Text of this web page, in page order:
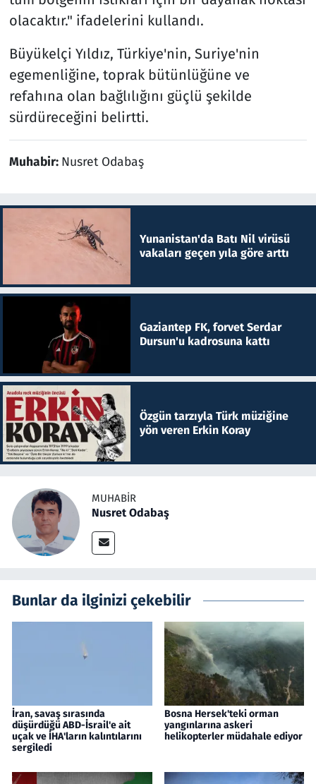
olacaktır." ifadelerini kullandı.
Büyükelçi Yıldız, Türkiye'nin, Suriye'nin
egemenliğine, toprak bütünlüğüne ve
refahına olan bağlılığını güçlü şekilde
sürdüreceğini belirtti.
Muhabir: Nusret Odabaş
Yunanistan'da Batı Nil virüsü
vakaları geçen yıla göre arttı
Gaziantep FK, forvet Serdar
Dursun'u kadrosuna kattı
Özgün tarzıyla Türk müziğine
yön veren Erkin Koray
MUHABIR
Nusret Odabaş
Bunlar da ilginizi çekebilir
İran, savaş sırasında
düşürdüğü ABD-İsrail'e ait
uçak ve İHA'ların kalıntılarını
sergiledi
Bosna Hersek'teki orman
yangınlarına askeri
helikopterler müdahale ediyor